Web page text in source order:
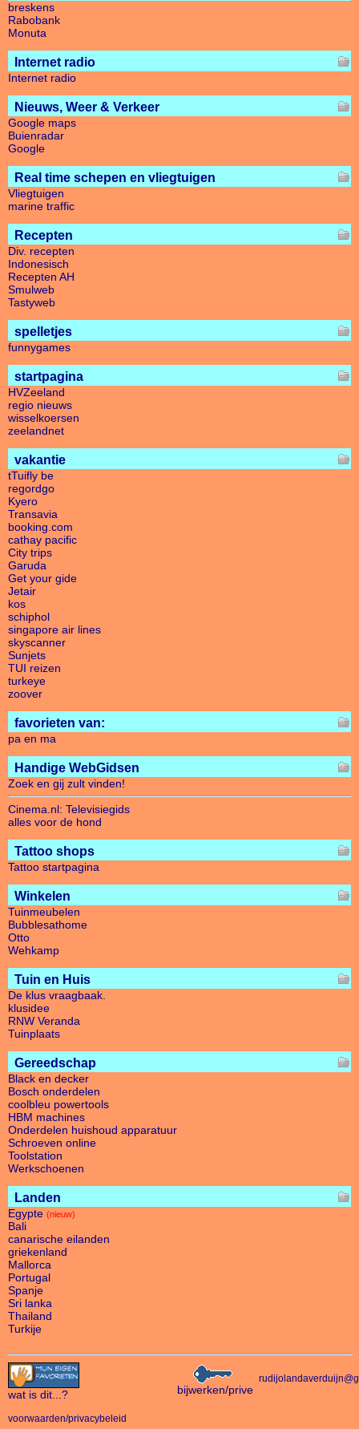
breskens
Rabobank
Monuta
Internet radio
Internet radio
Nieuws, Weer & Verkeer
Google maps
Buienradar
Google
Real time schepen en vliegtuigen
Vliegtuigen
marine traffic
Recepten
Div. recepten
Indonesisch
Recepten AH
Smulweb
Tastyweb
spelletjes
funnygames
startpagina
HVZeeland
regio nieuws
wisselkoersen
zeelandnet
vakantie
tTuifly be
regordgo
Kyero
Transavia
booking.com
cathay pacific
City trips
Garuda
Get your gide
Jetair
kos
schiphol
singapore air lines
skyscanner
Sunjets
TUI reizen
turkeye
zoover
favorieten van:
pa en ma
Handige WebGidsen
Zoek en gij zult vinden!
Cinema.nl: Televisiegids
alles voor de hond
Tattoo shops
Tattoo startpagina
Winkelen
Tuinmeubelen
Bubblesathome
Otto
Wehkamp
Tuin en Huis
De klus vraagbaak.
klusidee
RNW Veranda
Tuinplaats
Gereedschap
Black en decker
Bosch onderdelen
coolbleu powertools
HBM machines
Onderdelen huishoud apparatuur
Schroeven online
Toolstation
Werkschoenen
Landen
Egypte (nieuw)
Bali
canarische eilanden
griekenland
Mallorca
Portugal
Spanje
Sri lanka
Thailand
Turkije
wat is dit ...?
voorwaarden/privacybeleid
bijwerken/prive